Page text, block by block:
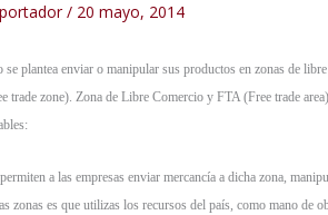
/ 20 mayo, 2014
plantea enviar o manipular sus productos en zonas de
trade zone). Zona de Libre Comercio y FTA (Free trade
permiten a las empresas enviar mercancía a dicha zona,
zonas es que utilizas los recursos del país, como mano de